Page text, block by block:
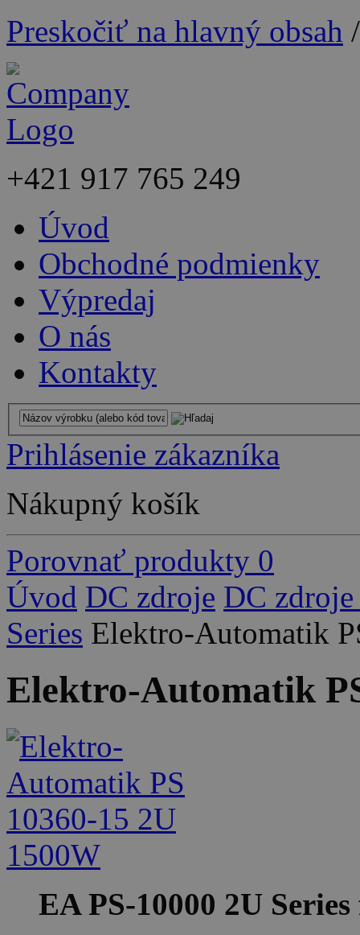
Preskočiť na hlavný obsah
+421 917 765 249
Úvod
Obchodné podmienky
Výpredaj
O nás
Kontakty
Prihlásenie zákazníka
Nákupný košík
Porovnať produkty 0
Úvod DC zdroje DC
Series Elektro-Automatik
Elektro-Automatik
EA PS-10000 2U